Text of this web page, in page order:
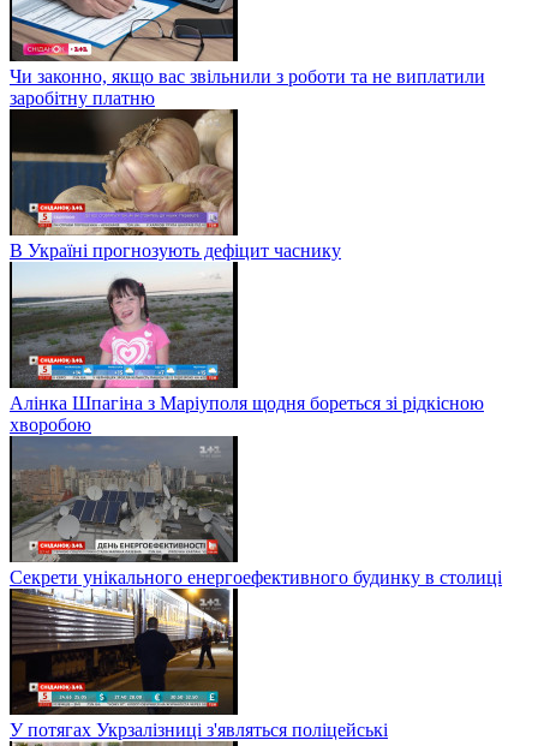
Чи законно, якщо вас звільнили з роботи та не виплатили
заробітну платню
В Україні прогнозують дефіцит часнику
Алінка Шпагіна з Маріуполя щодня бореться зі рідкісною
хворобою
Секрети унікального енергоефективного будинку в столиці
У потягах Укрзалізниці з'являться поліцейські